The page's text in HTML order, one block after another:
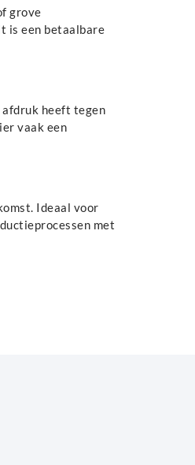
grove
is een betaalbare
afdruk heeft tegen
vaak een
Ideaal voor
met